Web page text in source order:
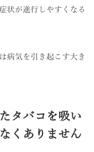
状が進行しやすくなる
病気を引き起こす大き
タバコを吸い
くありません